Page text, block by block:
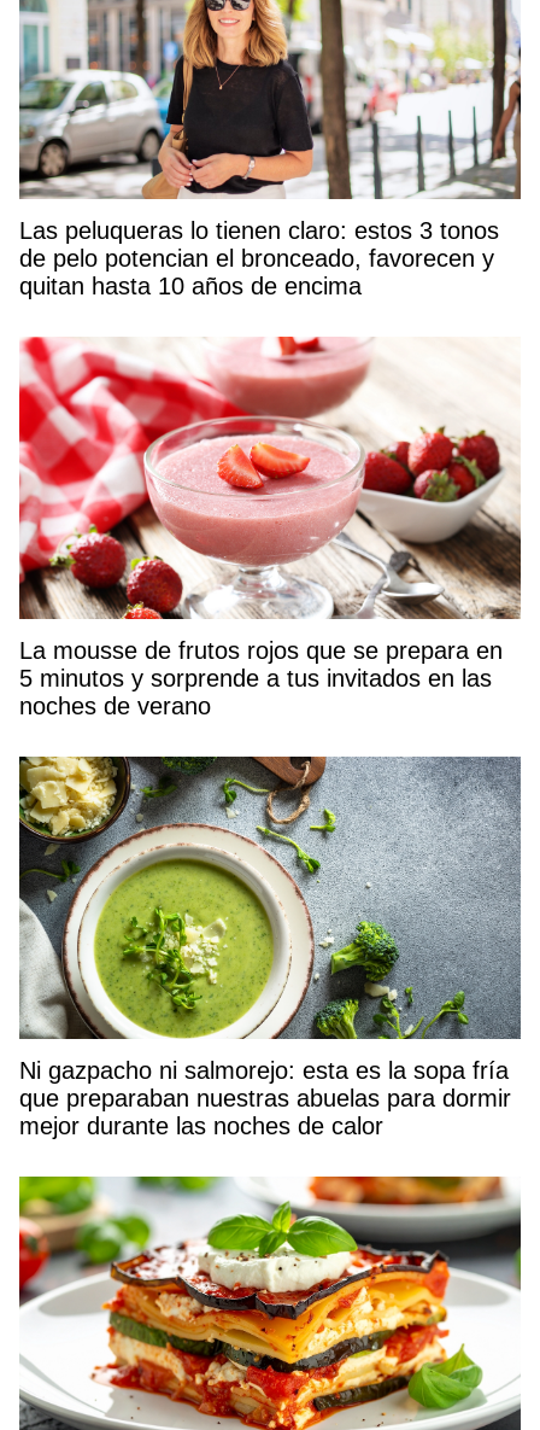
Las peluqueras lo tienen claro: estos 3 tonos
de pelo potencian el bronceado, favorecen y
quitan hasta 10 años de encima
La mousse de frutos rojos que se prepara en
5 minutos y sorprende a tus invitados en las
noches de verano
Ni gazpacho ni salmorejo: esta es la sopa fría
que preparaban nuestras abuelas para dormir
mejor durante las noches de calor